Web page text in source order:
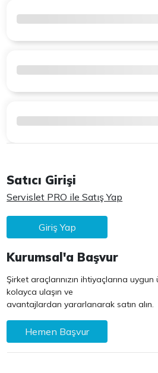
Satıcı Girişi
Servislet PRO ile Satış Yap
Giriş Yap
Kurumsal'a Başvur
Şirket araçlarınızın ihtiyaçlarına
kolayca ulaşın ve
avantajlardan yararlanarak satın alın.
Hemen Başvur